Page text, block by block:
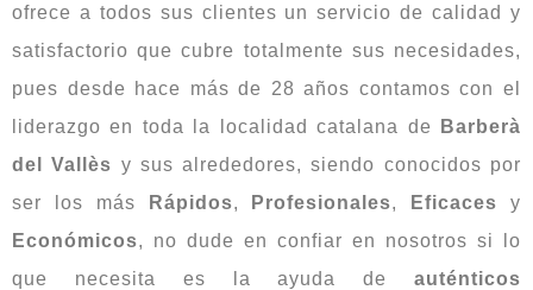
ofrece a todos sus clientes un servicio de calidad y
satisfactorio que cubre totalmente sus necesidades,
pues desde hace más de 28 años contamos con el
liderazgo en toda la localidad catalana de
Barberà
del Vallès y sus alrededores, siendo conocidos por
ser los más
Rápidos, Profesionales, Eficaces y
Económicos, no dude en confiar en nosotros si lo
que necesita es la ayuda de auténticos